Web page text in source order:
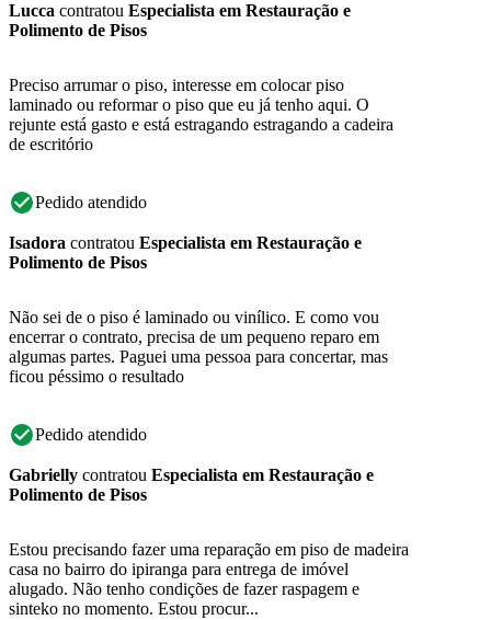
Lucca contratou Especialista em Restauração e
Polimento de Pisos
Preciso arrumar o piso, interesse em colocar piso
laminado ou reformar o piso que eu já tenho aqui. O
rejunte está gasto e está estragando estragando a cadeira
de escritório
Pedido atendido
Isadora contratou Especialista em Restauração e
Polimento de Pisos
Não sei de o piso é laminado ou vinílico. E como vou
encerrar o contrato, precisa de um pequeno reparo em
algumas partes. Paguei uma pessoa para concertar, mas
ficou péssimo o resultado
Pedido atendido
Gabrielly contratou Especialista em Restauração e
Polimento de Pisos
Estou precisando fazer uma reparação em piso de madeira
casa no bairro do ipiranga para entrega de imóvel
alugado. Não tenho condições de fazer raspagem e
sinteko no momento. Estou procur...